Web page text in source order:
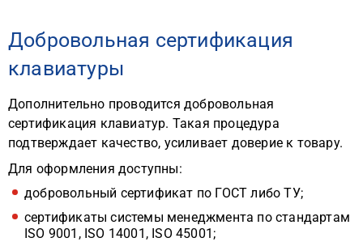
Добровольная сертификация
клавиатуры
Дополнительно проводится добровольная
сертификация клавиатур. Такая процедура
подтверждает качество, усиливает доверие к товару.
Для оформления доступны:
добровольный сертификат по ГОСТ либо ТУ;
сертификаты системы менеджмента по стандартам
ISO 9001, ISO 14001, ISO 45001;